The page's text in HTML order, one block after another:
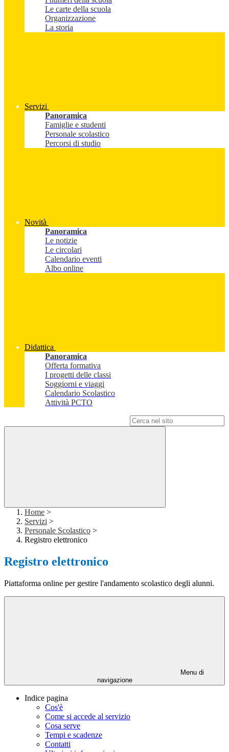
Le carte della scuola
Organizzazione
La storia
Servizi
Panoramica
Famiglie e studenti
Personale scolastico
Percorsi di studio
Novità
Panoramica
Le notizie
Le circolari
Calendario eventi
Albo online
Didattica
Panoramica
Offerta formativa
I progetti delle classi
Soggiorni e viaggi
Calendario Scolastico
Attività PCTO
Home >
Servizi >
Personale Scolastico >
Registro elettronico
Registro elettronico
Piattaforma online per gestire l'andamento scolastico degli alunni.
Menu di
navigazione
Indice pagina
Cos'è
Come si accede al servizio
Cosa serve
Tempi e scadenze
Contatti